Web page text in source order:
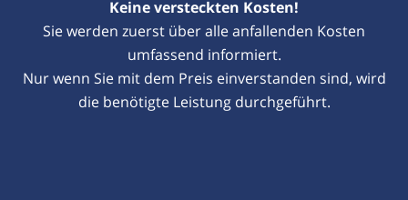
Keine versteckten Kosten!
Sie werden zuerst über alle anfallenden Kosten
umfassend informiert.
Nur wenn Sie mit dem Preis einverstanden sind, wird
die benötigte Leistung durchgeführt.